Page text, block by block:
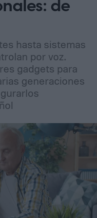
de
hasta sistemas
por voz.
gadgets para
generaciones